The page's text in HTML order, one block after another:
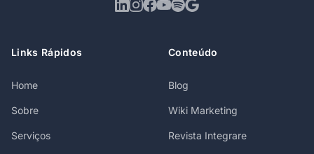
Links Rápidos
Home
Sobre
Serviços
Conteúdo
Blog
Wiki Marketing
Revista Integrare